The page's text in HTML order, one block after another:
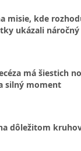
misie, kde
ukázali
má šiestich
silný moment
dôležitom